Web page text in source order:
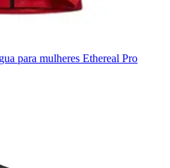
para mulheres Ethereal Pro